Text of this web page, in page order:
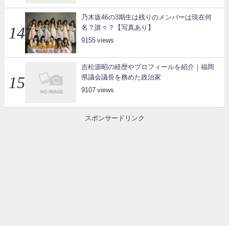
乃木坂46の3期生は残りのメンバーは現在何
名？誰々？【写真あり】
9155
吉松源昭の経歴やプロフィールを紹介｜福岡
県議会議長を務めた政治家
9107
スポンサードリンク